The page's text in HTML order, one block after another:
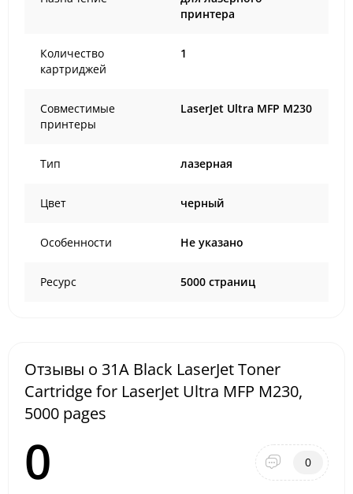
принтера
Количество
картриджей
1
Совместимые
принтеры
LaserJet Ultra MFP M230
Тип лазерная
Цвет черный
Особенности Не указано
Ресурс 5000 страниц
Отзывы о 31A Black LaserJet Toner
Cartridge for LaserJet Ultra MFP M230,
5000 pages
0 0